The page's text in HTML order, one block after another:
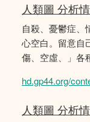
人類圖 分析
自殺、憂鬱症、
心空白。留意自
傷、空虛、」各
hd.gp44.org/
人類圖 分析